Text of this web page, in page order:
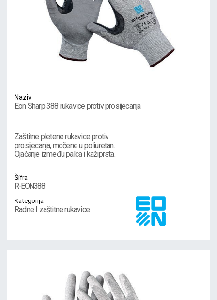
Naziv
Eon Sharp 388 rukavice protiv prosijecanja
Zaštitne pletene rukavice protiv
prosijecanja, močene u poliuretan.
Ojačanje između palca i kažiprsta.
Šifra
R-EON388
Kategorija
Radne I zaštitne rukavice